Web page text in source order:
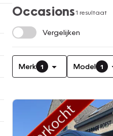
Occasions1 resultaat
Vergelijken
Merk 1 Model 1